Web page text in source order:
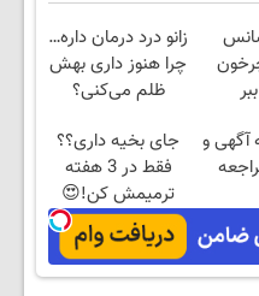
زانو درد درمان داره…
چرا هنوز داری بهش
ظلم می‌کنی؟
آگهی و
جای بخیه داری؟؟
فقط در 3 هفته
ترمیمش کن!😍